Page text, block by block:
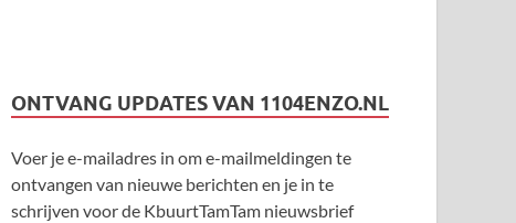
ONTVANG UPDATES VAN 1104ENZO.NL
Voer je e-mailadres in om e-mailmeldingen te
ontvangen van nieuwe berichten en je in te
schrijven voor de KbuurtTamTam nieuwsbrief